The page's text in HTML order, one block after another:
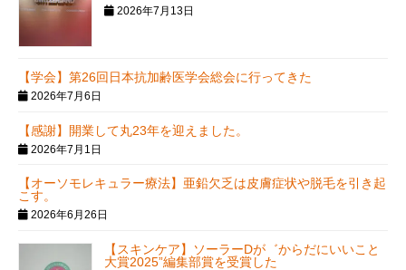
2026年7月13日
【学会】第26回日本抗加齢医学会総会に行ってきた
2026年7月6日
【感謝】開業して丸23年を迎えました。
2026年7月1日
【オーソモレキュラー療法】亜鉛欠乏は皮膚症状や脱毛を引き起
こす。
2026年6月26日
【スキンケア】ソーラーDが゛からだにいいこと
大賞2025”編集部賞を受賞した